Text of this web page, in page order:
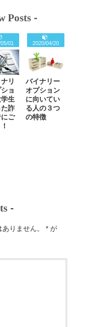
Posts-
01
ナリ
ョ
生
詐
ご
2020/04/20
バイナリー
オプション
に向いてい
る人の３つ
の特徴
-
りません。 * が